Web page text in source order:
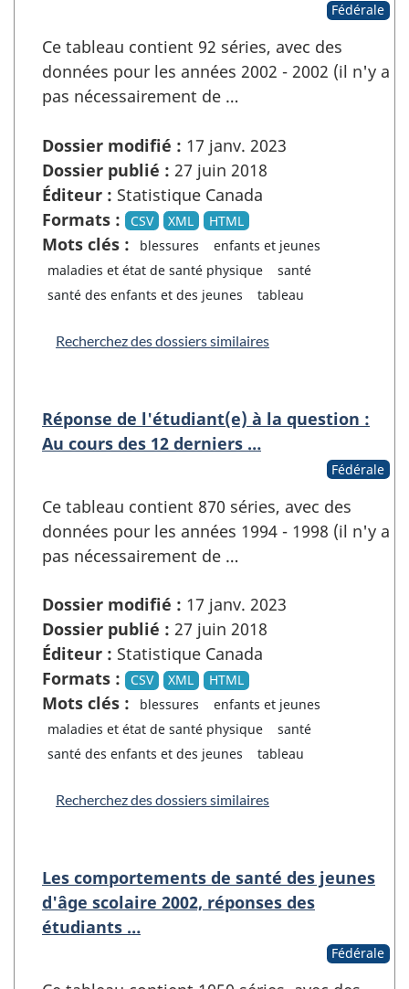
Fédérale
Ce tableau contient 92 séries, avec des
données pour les années 2002 - 2002 (il n'y a
pas nécessairement de …
Dossier modifié : 17 janv. 2023
Dossier publié : 27 juin 2018
Éditeur : Statistique Canada
Formats :
CSV XML HTML
Mots clés : blessures
enfants et jeunes
maladies et état de santé physique
santé
santé des enfants et des jeunes
tableau
Recherchez des dossiers similaires
Réponse de l'étudiant(e) à la question :
Au cours des 12 derniers …
Fédérale
Ce tableau contient 870 séries, avec des
données pour les années 1994 - 1998 (il n'y a
pas nécessairement de …
Dossier modifié : 17 janv. 2023
Dossier publié : 27 juin 2018
Éditeur : Statistique Canada
Formats :
CSV XML HTML
Mots clés : blessures
enfants et jeunes
maladies et état de santé physique
santé
santé des enfants et des jeunes
tableau
Recherchez des dossiers similaires
Les comportements de santé des jeunes
d'âge scolaire 2002, réponses des
étudiants …
Fédérale